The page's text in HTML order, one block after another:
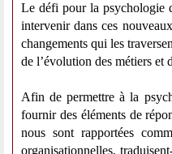
Le défi pour la psychologie
intervenir dans ces
changements qui les
de l’évolution des métiers et
Afin de permettre à la
fournir des éléments de
nous sont rapportées
organisationnelles,